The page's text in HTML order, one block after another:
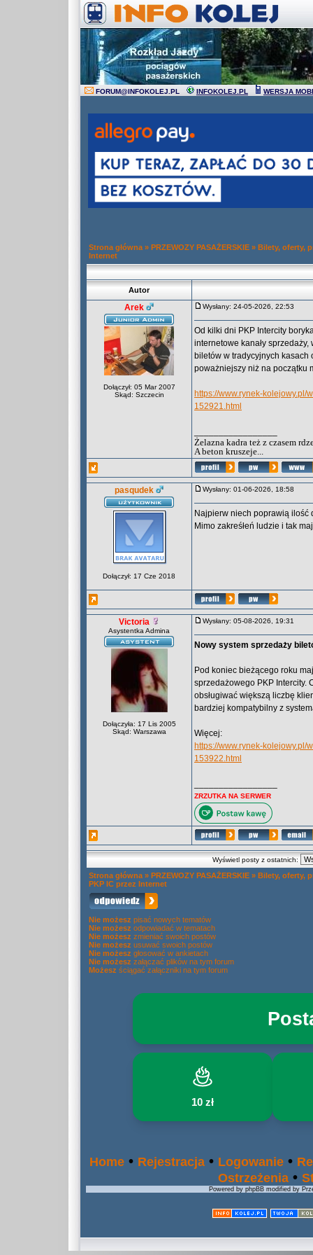
FORUM@INFOKOLEJ.PL INFOKOLEJ.PL WERSJA
Strona główna » PRZEWOZY PASAŻERSKIE » Bilety, oferty,
Internet
Autor
Arek
Dołączył: 05 Mar 2007
Skąd: Szczecin
Wysłany: 24-05-2026, 22:53
Od kilki dni PKP Intercity
internetowe kanały
biletów w tradycyjnych kasach
poważniejszy niż na początku
https://www.rynek-
152921.html
Żelazna kadra też z czasem
A beton kruszeje...
pasqudek
Dołączył: 17 Cze 2018
Wysłany: 01-06-2026, 18:58
Najpierw niech poprawią ilość
Mimo zakreśłeń ludzie i tak
Victoria
Asystentka Admina
Dołączyła: 17 Lis 2005
Skąd: Warszawa
Wysłany: 05-08-2026, 19:31
Nowy system sprzedaży
Pod koniec bieżącego roku
sprzedażowego PKP Intercity.
obsługiwać większą liczbę
bardziej kompatybilny z
Więcej:
https://www.rynek-
153922.html
ZRZUTKA NA SERWER
Wyświetl posty z ostatnich:
Strona główna » PRZEWOZY PASAŻERSKIE » Bilety, oferty,
PKP IC przez Internet
Nie możesz pisać nowych tematów
Nie możesz odpowiadać w tematach
Nie możesz zmieniać swoich postów
Nie możesz usuwać swoich postów
Nie możesz głosować w ankietach
Nie możesz załączać plików na tym forum
Możesz ściągać załączniki na tym forum
10 zł
Home • Rejestracja • Logowanie •
Ostrzeżenia •
Powered by phpBB modified by